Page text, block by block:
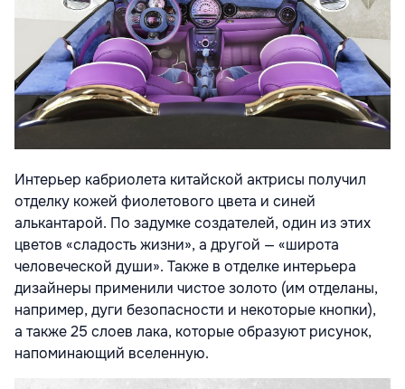
Интерьер кабриолета китайской актрисы получил
отделку кожей фиолетового цвета и синей
алькантарой. По задумке создателей, один из этих
цветов «сладость жизни», а другой — «широта
человеческой души». Также в отделке интерьера
дизайнеры применили чистое золото (им отделаны,
например, дуги безопасности и некоторые кнопки),
а также 25 слоев лака, которые образуют рисунок,
напоминающий вселенную.